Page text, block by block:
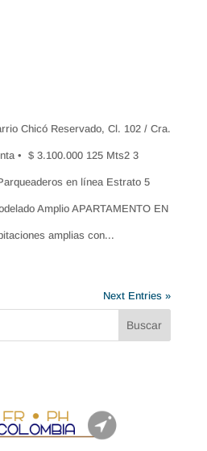
Chicó Reservado, Cl. 102 / Cra.
• $ 3.100.000 125 Mts2 3
en línea Estrato 5
Amplio APARTAMENTO EN
amplias con...
Next Entries »